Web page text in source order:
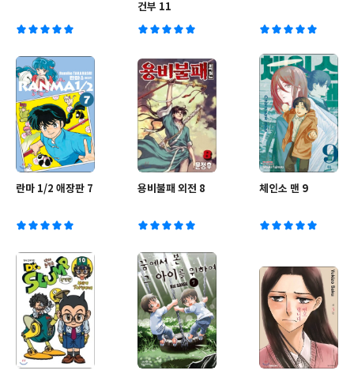
건부 11
란마 1/2 애장판 7 용비불패 외전 8 체인소 맨 9